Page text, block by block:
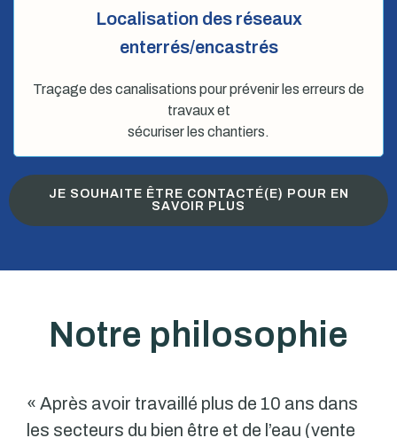
Localisation des réseaux
enterrés/encastrés
Traçage des canalisations pour prévenir les erreurs de
travaux et
sécuriser les chantiers.
JE SOUHAITE ÊTRE CONTACTÉ(E) POUR EN
SAVOIR PLUS
Notre philosophie
« Après avoir travaillé plus de 10 ans dans
les secteurs du bien être et de l’eau (vente